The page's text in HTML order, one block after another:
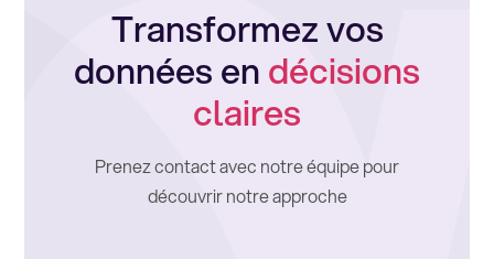
Transformez vos
données endécisions
claires
Prenez contact avec notre équipe pour
découvrir notre approche